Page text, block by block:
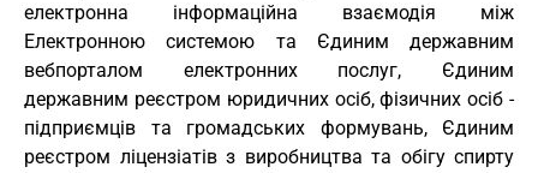
електронна інформаційна взаємодія між
Електронною системою та Єдиним державним
вебпорталом електронних послуг, Єдиним
державним реєстром юридичних осіб, фізичних осіб -
підприємців та громадських формувань, Єдиним
реєстром ліцензіатів з виробництва та обігу спирту